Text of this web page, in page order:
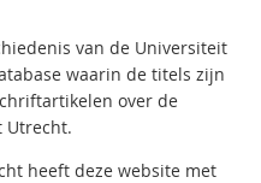
van de Universiteit
waarin de titels zijn
over de
Utrecht.
heeft deze website met